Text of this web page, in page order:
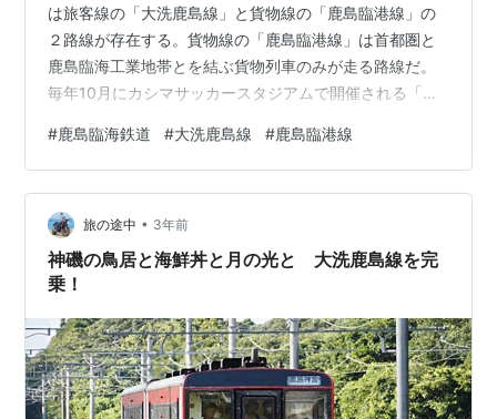
は旅客線の「大洗鹿島線」と貨物線の「鹿島臨港線」の
２路線が存在する。貨物線の「鹿島臨港線」は首都圏と
鹿島臨海工業地帯とを結ぶ貨物列車のみが走る路線だ。
毎年10月にカシマサッカースタジアムで開催される「鹿
ジアム駅～神栖駅間で臨時旅客列車が走り，この日に限
って鹿島臨港線に乗車することができる。2005年頃から
の恒例イベントのようだが，今回機会があり初めて乗り
に行くことができた。 鹿島臨港線と周辺の地図（地理院
地図に筆者加筆） 鹿島サッカースタジアム駅へ 臨時旅客
列車に乗るには，鹿島サッカースタジア…
#鹿島臨海鉄道 #大洗鹿島線 #鹿島臨港線
旅の途中 • 3年前
神磯の鳥居と海鮮丼と月の光と 大洗鹿島線を完
乗！